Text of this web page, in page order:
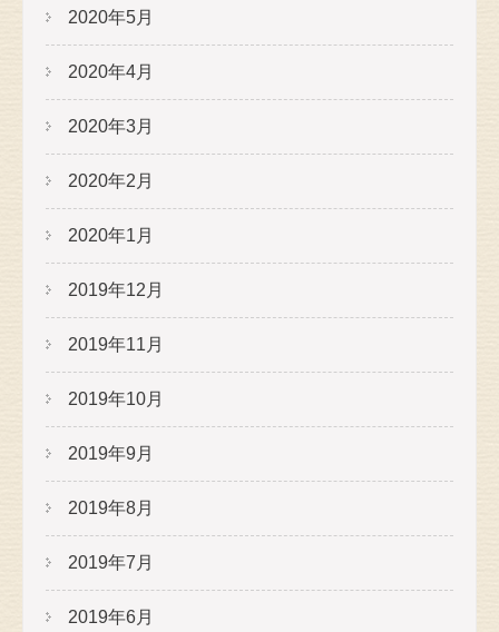
2020年5月
2020年4月
2020年3月
2020年2月
2020年1月
2019年12月
2019年11月
2019年10月
2019年9月
2019年8月
2019年7月
2019年6月